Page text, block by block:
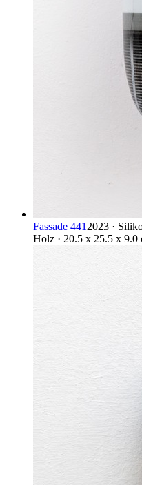
Fassade 441 2023 ·
Holz · 20.5 x 25.5 x 9.0